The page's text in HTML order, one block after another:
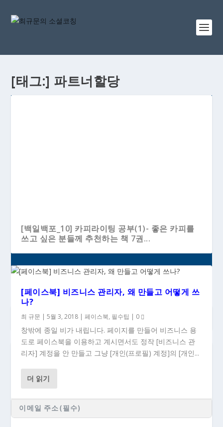
[태그:] 파트너할당
[백일백포_10] 카피라이팅 공부(1)- 좋은 카피를
쓰고 싶은 분들께 추천하는 책 7권...
[페이스북] 비즈니스 관리자, 왜 만들고 어떻게 쓰
나?
최 규문 |5월 3, 2018 |페이스북, 필수팁 | 0
창밖에 종일 비가 내립니다. 페이지를 만들어 비즈니스 용
도로 페이스북을 이용하고 계시면서도 정작 [비즈니스 관
리자] 계정을 안 만들고 그냥 [개인(프로필) 계정]의 [개인...
더 읽기
### 새 글이 올라올 때 이메일로 받으시려면...